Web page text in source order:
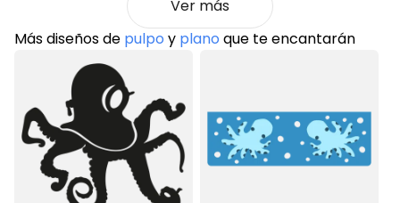
Ver más
Más diseños de pulpo y plano que te encantarán